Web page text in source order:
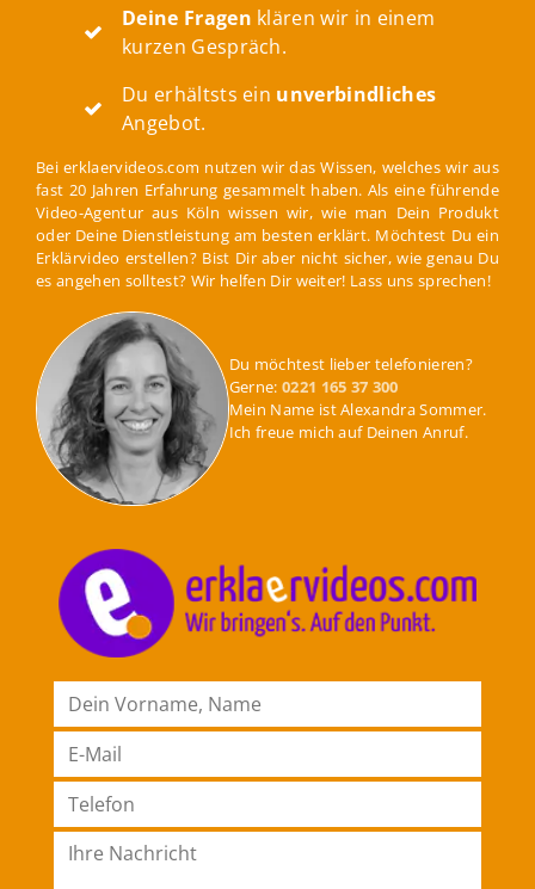
Deine Fragen klären wir in einem
kurzen Gespräch.
Du erhältsts ein unverbindliches
Angebot.
Bei erklaervideos.com nutzen wir das Wissen, welches wir aus
fast 20 Jahren Erfahrung gesammelt haben. Als eine führende
Video-Agentur aus Köln wissen wir, wie man Dein Produkt
oder Deine Dienstleistung am besten erklärt. Möchtest Du ein
Erklärvideo erstellen? Bist Dir aber nicht sicher, wie genau Du
es angehen solltest? Wir helfen Dir weiter! Lass uns sprechen!
Du möchtest lieber telefonieren?
Gerne: 0221 165 37 300
Mein Name ist Alexandra Sommer.
Ich freue mich auf Deinen Anruf.